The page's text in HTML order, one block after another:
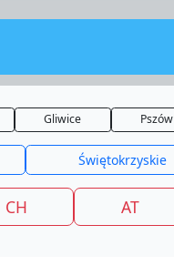
Gliwice Pszów
Świętokrzyskie
CH AT